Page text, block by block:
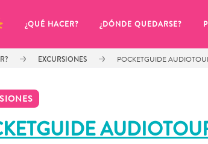
¿QUÉ HACER? ¿DÓNDE QUEDARSE?
EXCURSIONES POCKETGUIDE